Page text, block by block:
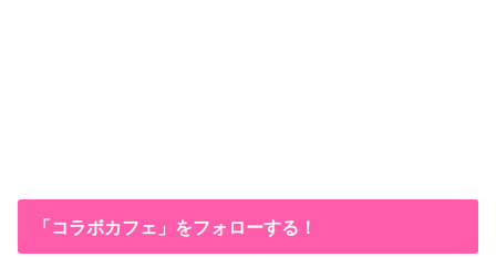
「コラボカフェ」をフォローする！